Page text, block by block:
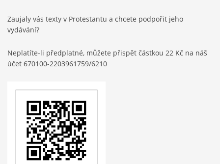
Zaujaly vás texty v Protestantu a chcete podpořit jeho
vydávání?
Neplatíte-li předplatné, můžete přispět částkou 22 Kč na náš
účet 670100-2203961759/6210